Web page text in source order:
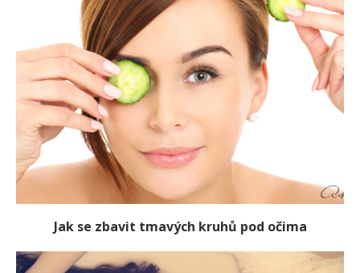
Jak se zbavit tmavých kruhů pod očima